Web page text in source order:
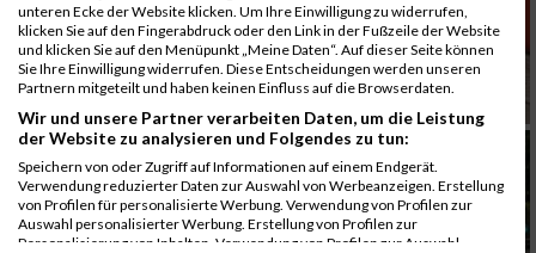
unteren Ecke der Website klicken. Um Ihre Einwilligung zu widerrufen,
klicken Sie auf den Fingerabdruck oder den Link in der Fußzeile der Website
und klicken Sie auf den Menüpunkt „Meine Daten“. Auf dieser Seite können
Sie Ihre Einwilligung widerrufen. Diese Entscheidungen werden unseren
Partnern mitgeteilt und haben keinen Einfluss auf die Browserdaten.
Wir und unsere Partner verarbeiten Daten, um die Leistung
der Website zu analysieren und Folgendes zu tun:
Speichern von oder Zugriff auf Informationen auf einem Endgerät.
Verwendung reduzierter Daten zur Auswahl von Werbeanzeigen. Erstellung
von Profilen für personalisierte Werbung. Verwendung von Profilen zur
Auswahl personalisierter Werbung. Erstellung von Profilen zur
Personalisierung von Inhalten. Verwendung von Profilen zur Auswahl